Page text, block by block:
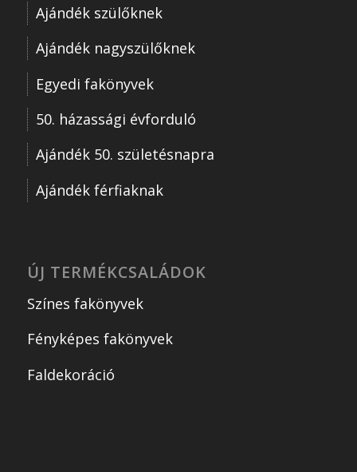
Ajándék szülőknek
Ajándék nagyszülőknek
Egyedi fakönyvek
50. házassági évforduló
Ajándék 50. születésnapra
Ajándék férfiaknak
ÚJ TERMÉKCSALÁDOK
Színes fakönyvek
Fényképes fakönyvek
Faldekoráció